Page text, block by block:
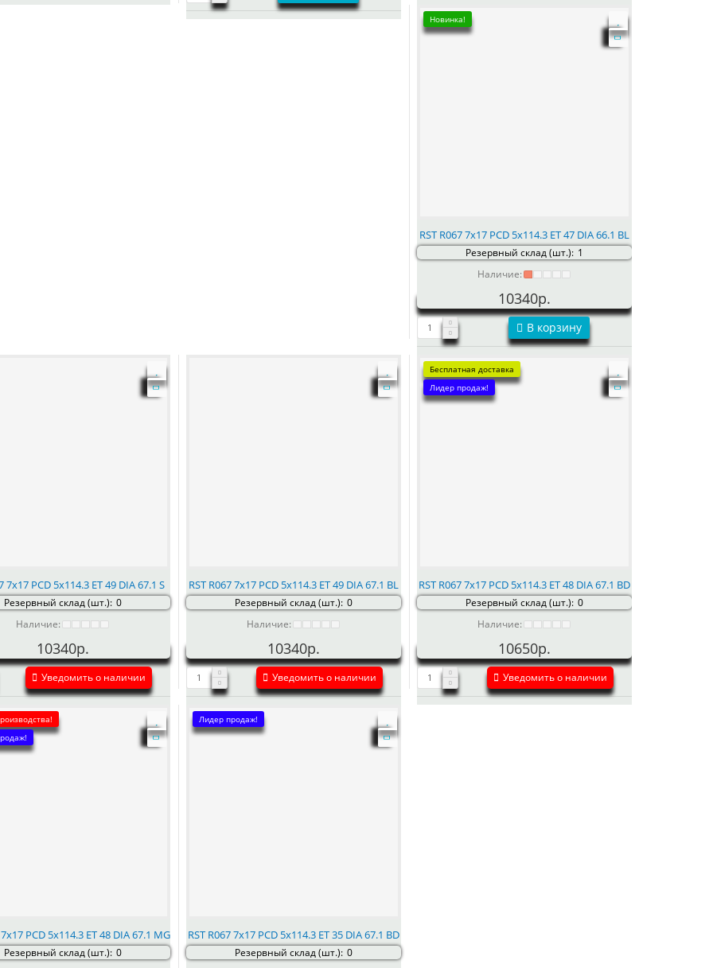
Новинка!
RST R067 7x17 PCD 5x114.3 ET 47 DIA 66.1 BL
Резервный склад (шт.): 1
Наличие:
10340р.
В корзину
7x17 PCD 5x114.3 ET 49 DIA 67.1 S
Резервный склад (шт.): 0
Наличие:
10340р.
Уведомить о наличии
RST R067 7x17 PCD 5x114.3 ET 49 DIA 67.1 BL
Резервный склад (шт.): 0
Наличие:
10340р.
Уведомить о наличии
Бесплатная доставка
Лидер продаж!
RST R067 7x17 PCD 5x114.3 ET 48 DIA 67.1 BD
Резервный склад (шт.): 0
Наличие:
10650р.
Уведомить о наличии
7x17 PCD 5x114.3 ET 48 DIA 67.1 MG
Резервный склад (шт.): 0
Лидер продаж!
RST R067 7x17 PCD 5x114.3 ET 35 DIA 67.1 BD
Резервный склад (шт.): 0